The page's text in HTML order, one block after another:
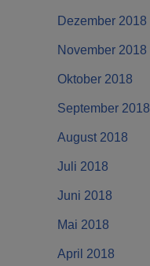
Dezember 2018
November 2018
Oktober 2018
September 2018
August 2018
Juli 2018
Juni 2018
Mai 2018
April 2018